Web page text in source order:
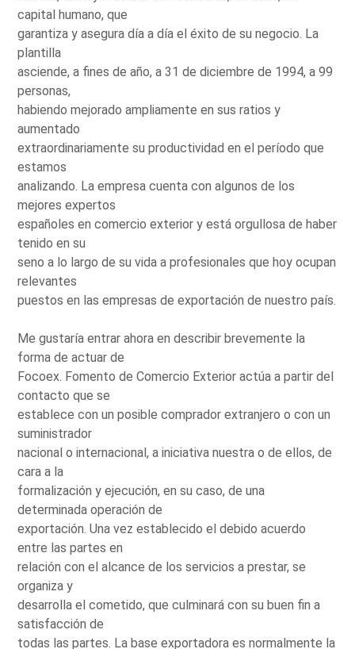
capital humano, que
garantiza y asegura día a día el éxito de su negocio. La
plantilla
asciende, a fines de año, a 31 de diciembre de 1994, a 99
personas,
habiendo mejorado ampliamente en sus ratios y
aumentado
extraordinariamente su productividad en el período que
estamos
analizando. La empresa cuenta con algunos de los
mejores expertos
españoles en comercio exterior y está orgullosa de haber
tenido en su
seno a lo largo de su vida a profesionales que hoy ocupan
relevantes
puestos en las empresas de exportación de nuestro país.
Me gustaría entrar ahora en describir brevemente la
forma de actuar de
Focoex. Fomento de Comercio Exterior actúa a partir del
contacto que se
establece con un posible comprador extranjero o con un
suministrador
nacional o internacional, a iniciativa nuestra o de ellos, de
cara a la
formalización y ejecución, en su caso, de una
determinada operación de
exportación. Una vez establecido el debido acuerdo
entre las partes en
relación con el alcance de los servicios a prestar, se
organiza y
desarrolla el cometido, que culminará con su buen fin a
satisfacción de
todas las partes. La base exportadora es normalmente la